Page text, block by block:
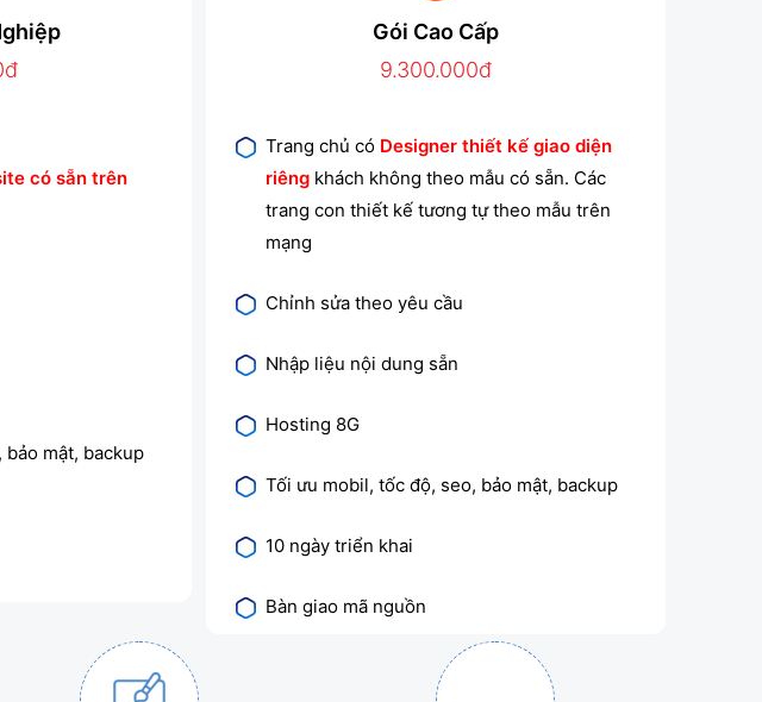
có sẵn trên
mật, backup
Gói Cao Cấp
9.300.000đ
Trang chủ có Designer thiết kế giao diện
riêngkhách không theo mẫu có sẵn. Các
trang con thiết kế tương tự theo mẫu trên
mạng
Chỉnh sửa theo yêu cầu
Nhập liệu nội dung sẵn
Hosting 8G
Tối ưu mobil, tốc độ, seo, bảo mật, backup
10 ngày triển khai
Bàn giao mã nguồn